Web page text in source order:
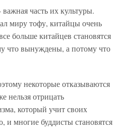
часть их культуры.
миру тофу, китайцы очень
больше китайцев становятся
что вынуждены, а потому что
некоторые отказываются
нельзя отрицать
который учит своих
и многие буддисты становятся